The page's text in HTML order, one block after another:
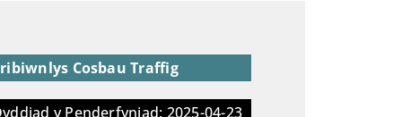
Cosbau Traffig
y Penderfyniad: 2025-04-23